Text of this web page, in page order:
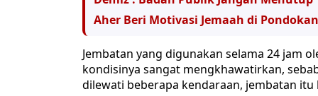
Aher Beri Motivasi Jemaah di
Jembatan yang digunakan selama 24 jam
kondisinya sangat mengkhawatirkan,
dilewati beberapa kendaraan, jembatan itu